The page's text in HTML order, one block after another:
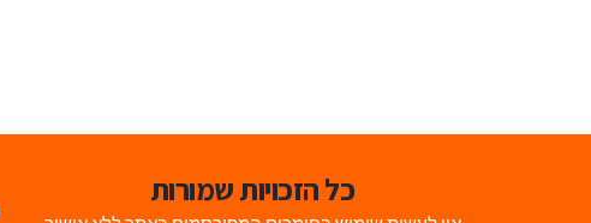
כל הזכויות שמורות